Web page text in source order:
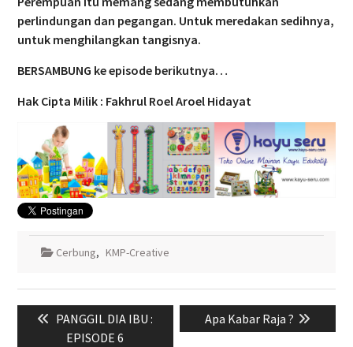
perlindungan dan pegangan. Untuk meredakan sedihnya,
untuk menghilangkan tangisnya.
BERSAMBUNG ke episode berikutnya…
Hak Cipta Milik : Fakhrul Roel Aroel Hidayat
Cerbung, KMP-Creative
Navigasi
pos
Previous
post:
PANGGIL DIA IBU :
EPISODE 6
Next
post:
Apa Kabar Raja ?